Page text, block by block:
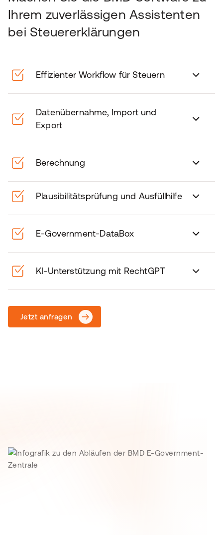
Ihrem zuverlässigen Assistenten
bei Steuererklärungen
Effizienter Workflow für Steuern
Datenübernahme, Import und
Export
Berechnung
Plausibilitätsprüfung und Ausfüllhilfe
E-Government-DataBox
KI-Unterstützung mit RechtGPT
Jetzt anfragen